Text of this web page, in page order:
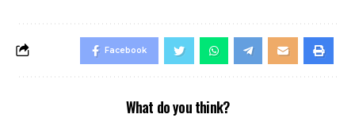
Facebook
What do you think?